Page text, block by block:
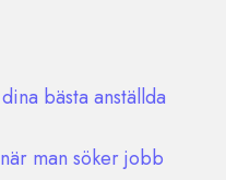
bästa anställda
man söker jobb